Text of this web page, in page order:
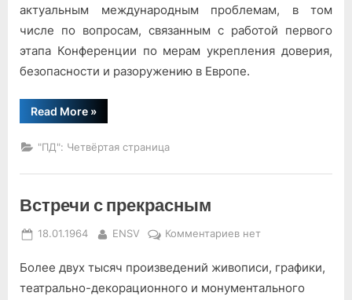
актуальным международным проблемам, в том
числе по вопросам, связанным с работой первого
этапа Конференции по мерам укрепления доверия,
безопасности и разоружению в Европе.
Read More“Беседы
в
»
"ПД": Четвёртая страница
Встречи с прекрасным
Posted
18.01.1964 By
ENSV Комментариевк
Встречи
с
нет
Более двух тысяч произведений живописи, графики,
театрально-декорационного и монументального